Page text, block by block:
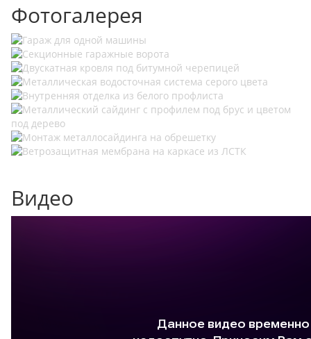
Фотогалерея
Видео